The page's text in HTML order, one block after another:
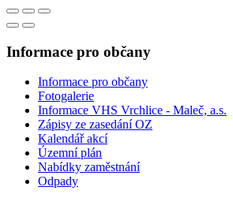
Informace pro občany
Informace pro občany
Fotogalerie
Informace VHS Vrchlice - Maleč, a.s.
Zápisy ze zasedání OZ
Kalendář akcí
Územní plán
Nabídky zaměstnání
Odpady